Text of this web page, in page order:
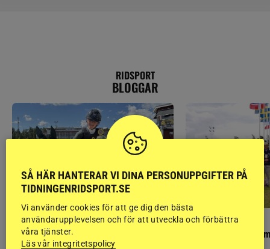
RIDSPORT
BLOGGAR
PONNYPAPPAN
Ponnypappan: Kärlek från första gnägget
GÄSTBLOGGEN
Finaldag med
SÅ HÄR HANTERAR VI DINA PERSONUPPGIFTER PÅ
TIDNINGENRIDSPORT.SE
Vi använder cookies för att ge dig den bästa
användarupplevelsen och för att utveckla och förbättra
våra tjänster.
Läs vår integritetspolicy